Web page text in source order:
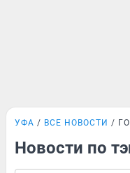
УФА ВСЕ НОВОСТИ
Новости по